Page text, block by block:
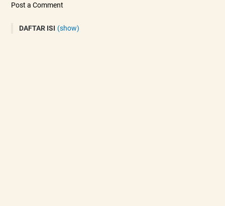
Post a Comment
DAFTAR ISI (show)